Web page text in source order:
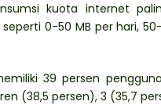
kuota internet
0-50 MB per hari,
39 persen
(38,5 persen), 3 (35,7